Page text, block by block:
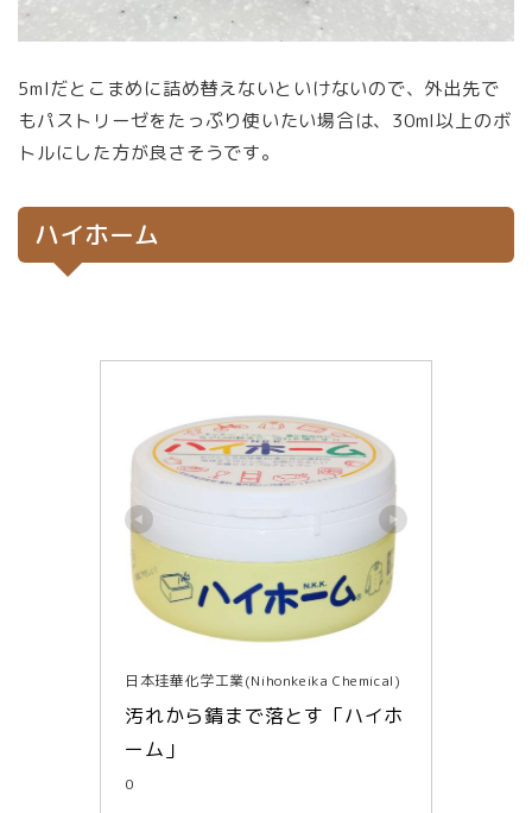
5mlだとこまめに詰め替えないといけないので、外出先で
もパストリーゼをたっぷり使いたい場合は、30ml以上のボ
トルにした方が良さそうです。
ハイホーム
日本珪華化学工業(Nihonkeika Chemical)
汚れから錆まで落とす「ハイホ
ーム」
0